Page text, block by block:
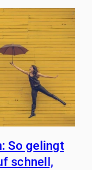
– persönlich,
Alltag. Und
diesen Weg nicht
Netzwerk an
Erfahrung im
brauchst: Ich bin
So gelingt
schnell,